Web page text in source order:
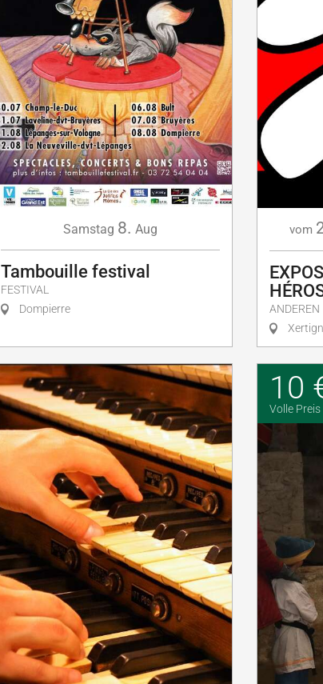
Samstag 8. Aug
Tambouille festival
FESTIVAL
Dompierre
vom
ANDEREN
10
Volle Preis